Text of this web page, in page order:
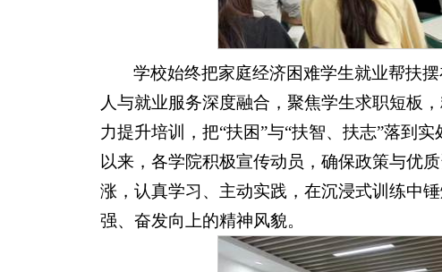
学校始终把家庭经济困难学生就业帮扶
人与就业服务深度融合，聚焦学生求职短板
力提升培训，把“扶困”与“扶智、扶志”落到
以来，各学院积极宣传动员，确保政策与优
涨，认真学习、主动实践，在沉浸式训练中
强、奋发向上的精神风貌。